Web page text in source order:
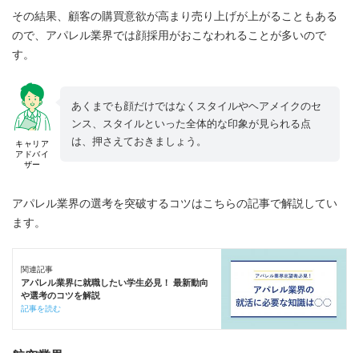
その結果、顧客の購買意欲が高まり売り上げが上がることもある
ので、アパレル業界では顔採用がおこなわれることが多いので
す。
キャリア
アドバイ
ザー
あくまでも顔だけではなくスタイルやヘアメイクのセ
ンス、スタイルといった全体的な印象が見られる点
は、押さえておきましょう。
アパレル業界の選考を突破するコツはこちらの記事で解説してい
ます。
関連記事
アパレル業界に就職したい学生必見！ 最新動向
や選考のコツを解説
記事を読む